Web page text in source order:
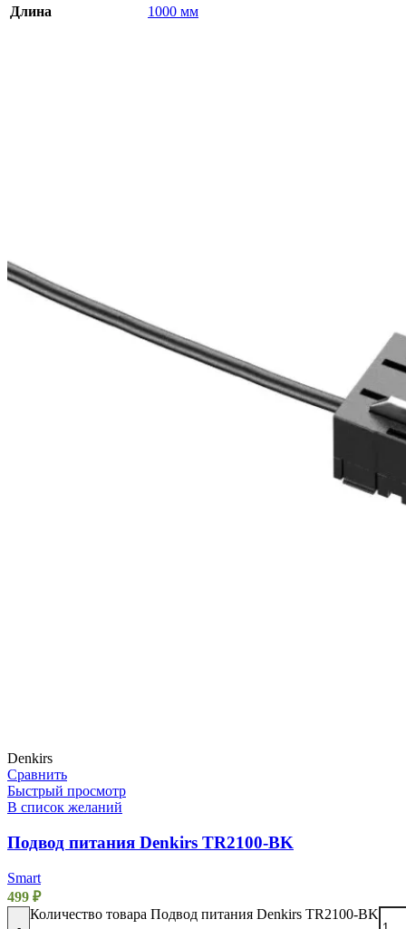
Длина 1000 мм
Denkirs
Сравнить
Быстрый просмотр
В список желаний
Подвод питания Denkirs TR2100-BK
Smart
499 ₽
Количество товара Подвод питания Denkirs TR2100-BK